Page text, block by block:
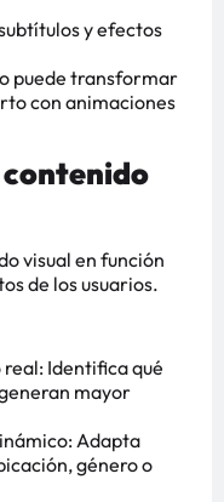
y efectos
puede transformar
con animaciones
visual en función
de los usuarios.
Identifica qué
mayor
Adapta
género o